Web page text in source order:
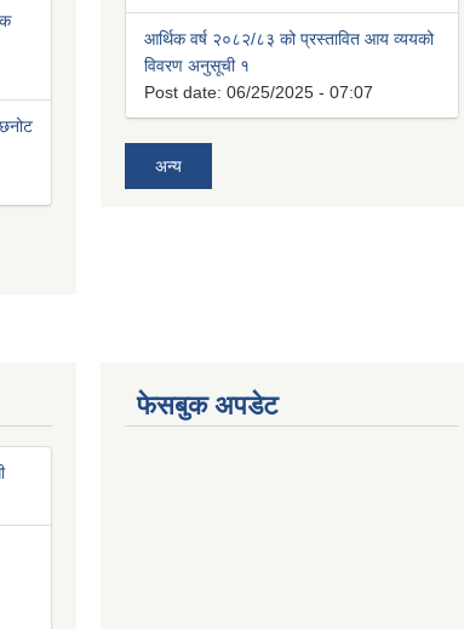
आर्थिक वर्ष २०८२/८३ को प्रस्तावित आय व्ययको
विवरण अनुसूची १
Post date: 06/25/2025 - 07:07
अन्य
फेसबुक अपडेट